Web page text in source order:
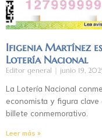
Ifigenia Martínez
Lotería Nacional
Editor general junio 19,
La Lotería Nacional
economista y figura
billete conmemorativo.
Leer más »